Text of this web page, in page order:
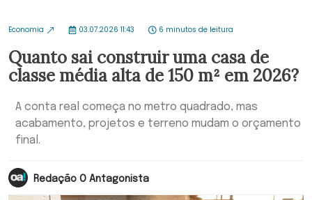
Economia 03.07.2026 11:43 6 minutos de leitura
Quanto sai construir uma casa de
classe média alta de 150 m² em 2026?
A conta real começa no metro quadrado, mas
acabamento, projetos e terreno mudam o orçamento
final.
Redação O Antagonista